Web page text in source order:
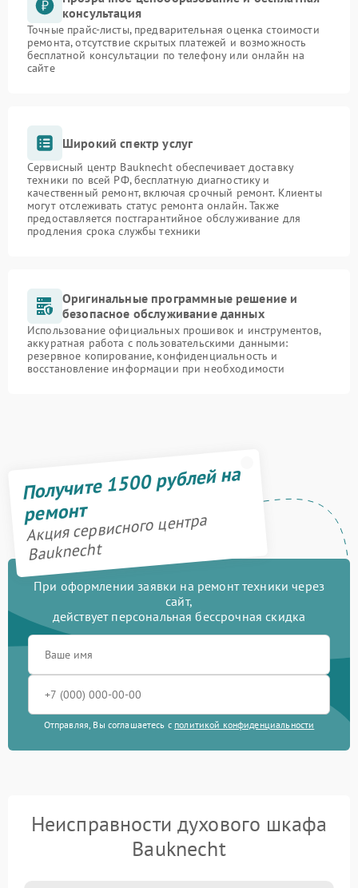
консультация
Точные прайс-листы, предварительная оценка стоимости
ремонта, отсутствие скрытых платежей и возможность
бесплатной консультации по телефону или онлайн на
сайте
Широкий спектр услуг
Сервисный центр Bauknecht обеспечивает доставку
техники по всей РФ, бесплатную диагностику и
качественный ремонт, включая срочный ремонт. Клиенты
могут отслеживать статус ремонта онлайн. Также
предоставляется постгарантийное обслуживание для
продления срока службы техники
Оригинальные программные решение и
безопасное обслуживание данных
Использование официальных прошивок и инструментов,
аккуратная работа с пользовательскими данными:
резервное копирование, конфиденциальность и
восстановление информации при необходимости
Получите 1500 рублей на
ремонт
Акция сервисного центра
Bauknecht
При оформлении заявки на ремонт техники через
сайт,
действует персональная бессрочная скидка
Отправляя, Вы соглашаетесь с политикой конфиденциальности
Неисправности духового шкафа
Bauknecht